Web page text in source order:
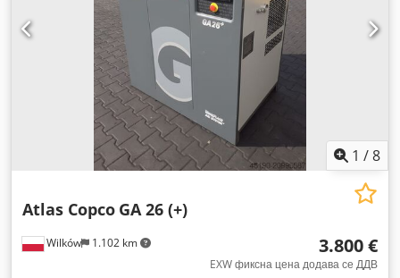
1 /8
Wilków 1.102 km
Atlas Copco GA 26 (+)
3.800 €
EXW фиксна цена додава се ДДВ